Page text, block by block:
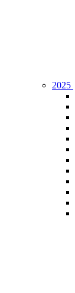
2025